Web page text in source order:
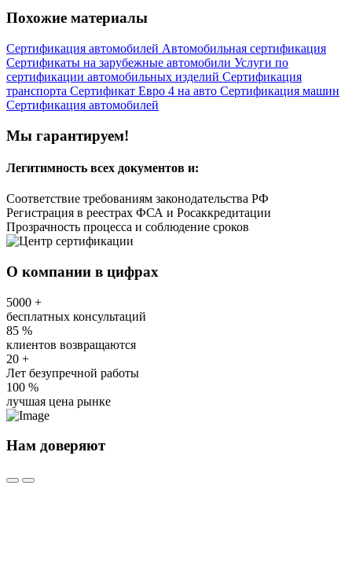
Похожие материалы
Сертификация автомобилей Автомобильная сертификация
Сертификаты на зарубежные автомобили Услуги по
сертификации автомобильных изделий Сертификация
транспорта Сертификат Евро 4 на авто Сертификация машин
Сертификация автомобилей
Мы гарантируем!
Легитимность всех документов и:
Соответствие требованиям законодательства РФ
Регистрация в реестрах ФСА и Росаккредитации
Прозрачность процесса и соблюдение сроков
О компании в цифрах
5000 +
бесплатных консультаций
85 %
клиентов возвращаются
20 +
Лет безупречной работы
100 %
лучшая цена рынке
Нам доверяют